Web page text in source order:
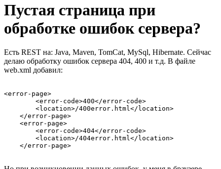
Пустая страница при
обработке ошибок сервера?
Есть REST на: Java, Maven, TomCat, MySql, Hibernate. Сейчас
делаю обработку ошибок сервера 404, 400 и т.д. В файле
web.xml добавил:
<error-page>
        <error-code>400</error-code>
        <location>/400error.html</location>
    </error-page>
    <error-page>
        <error-code>404</error-code>
        <location>/404error.html</location>
    </error-page>